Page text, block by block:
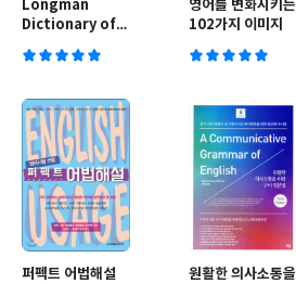
Longman
Dictionary of
Errors
영어를 변화시키는
102가지 이미지
퍼펙트 어법해설
원활한 의사소통을